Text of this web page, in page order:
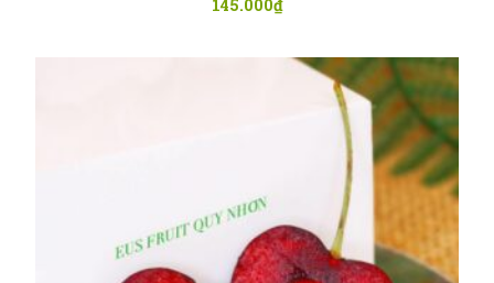
145.000₫